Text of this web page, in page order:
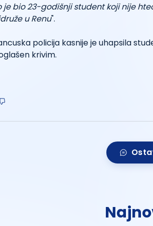
je bio 23-godišnji student koji nije
u Renu".
policija kasnije je uhapsila
krivim.